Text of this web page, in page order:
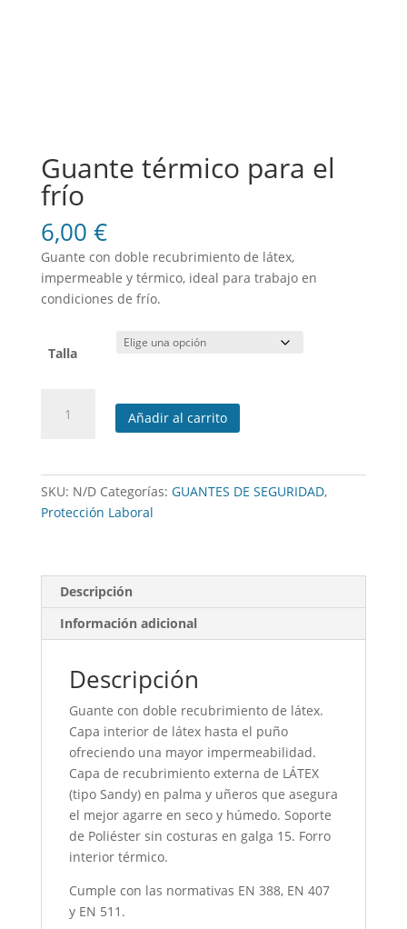
Guante térmico para el
frío
6,00 €
Guante con doble recubrimiento de látex,
impermeable y térmico, ideal para trabajo en
condiciones de frío.
Talla
térmico
cantidad
Añadir al carrito
SKU: N/D Categorías: GUANTES DE SEGURIDAD,
Protección Laboral
Descripción
Información adicional
Descripción
Guante con doble recubrimiento de látex.
Capa interior de látex hasta el puño
ofreciendo una mayor impermeabilidad.
Capa de recubrimiento externa de LÁTEX
(tipo Sandy) en palma y uñeros que asegura
el mejor agarre en seco y húmedo. Soporte
de Poliéster sin costuras en galga 15. Forro
interior térmico.
Cumple con las normativas EN 388, EN 407
y EN 511.